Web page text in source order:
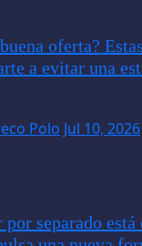
oferta?
a evitar una
Polo Jul 10, 2026
separado está